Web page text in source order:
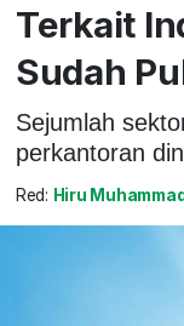
Terkait
Sudah
Sejumlah
perkantoran
Red: Hiru Muhammad